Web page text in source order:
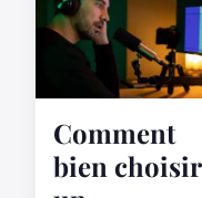
Comment
bien choisir